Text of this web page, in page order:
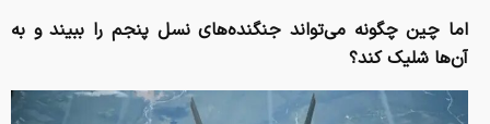
اما چین چگونه می‌تواند جنگنده‌های نسل پنجم را ببیند و به
آن‌ها شلیک کند؟